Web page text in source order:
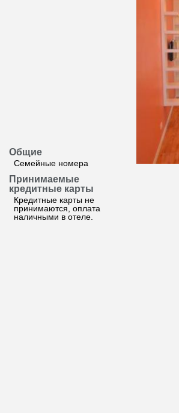
Общие
Семейные номера
Принимаемые
кредитные карты
Кредитные карты не
принимаются, оплата
наличными в отеле.